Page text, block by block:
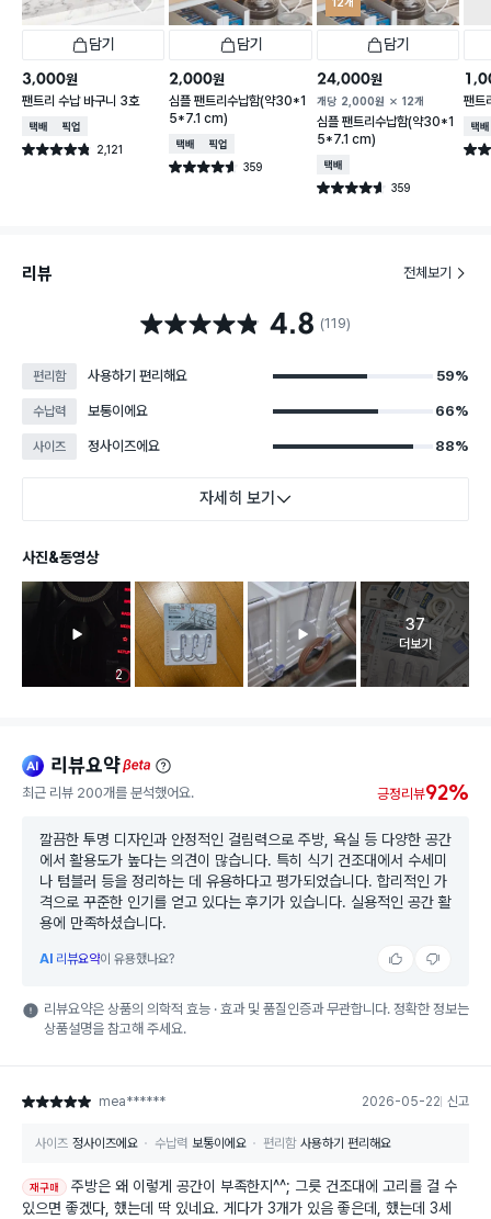
담기
3,000원
팬트리 수납 바구니 3호
택배배송매장픽업
별점 4.8점 2,121
건 작성
담기
2,000원
심플 팬트리수납함(약30*1
5*7.1 cm)
택배배송매장픽업
별점 4.6점 359
건 작성
담기
24,000원
개당 2,000원 12개
심플 팬트리수납함(약30*1
5*7.1 cm)
택배배송
별점 4.6점 359
건 작성
팬트
택배
별점
리뷰 전체보기
별점 4.8점 4.8 (119)
편리함 사용하기 편리해요 59%
수납력 보통이에요 66%
사이즈 정사이즈에요 88%
자세히 보기
사진&동영상
리뷰 이미지 등록 개수
2
고객 리뷰
37
더보기
ai 리뷰요약beta
최근 리뷰 200개를 분석했어요. 긍정리뷰92%
깔끔한 투명 디자인과 안정적인 걸림력으로 주방, 욕실 등 다양한 공간
에서 활용도가 높다는 의견이 많습니다. 특히 식기 건조대에서 수세미
나 텀블러 등을 정리하는 데 유용하다고 평가되었습니다. 합리적인 가
격으로 꾸준한 인기를 얻고 있다는 후기가 있습니다. 실용적인 공간 활
용에 만족하셨습니다.
AI 리뷰요약이 유용했나요?
리뷰요약은 상품의 의학적 효능 · 효과 및 품질인증과 무관합니다. 정확한 정보는
상품설명을 참고해 주세요.
별점 5점 mea****** 2026-05-22 신고
사이즈 정사이즈에요 수납력 보통이에요 편리함 사용하기 편리해요
재구매
주방은 왜 이렇게 공간이 부족한지^^; 그릇 건조대에 고리를 걸 수
있으면 좋겠다, 했는데 딱 있네요. 게다가 3개가 있음 좋은데, 했는데 3세